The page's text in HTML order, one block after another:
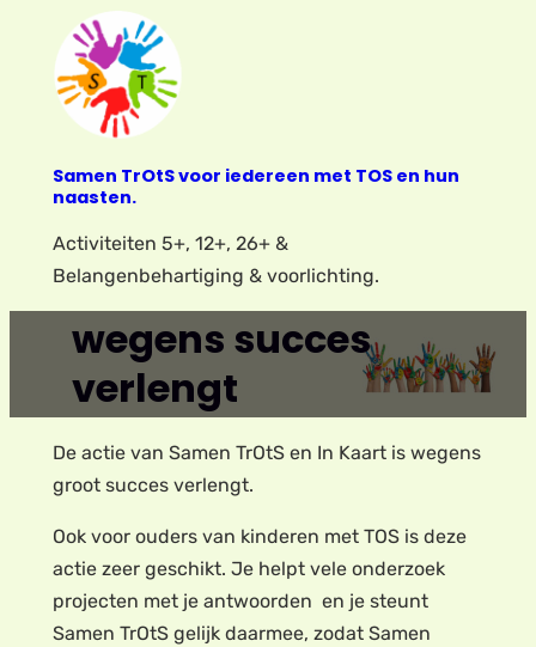
inhoud
Samen TrOtS voor iedereen met TOS en hun
naasten.
Activiteiten 5+, 12+, 26+ &
Belangenbehartiging & voorlichting.
wegens succes
verlengt
De actie van Samen TrOtS en In Kaart is wegens
groot succes verlengt.
Ook voor ouders van kinderen met TOS is deze
actie zeer geschikt. Je helpt vele onderzoek
projecten met je antwoorden en je steunt
Samen TrOtS gelijk daarmee, zodat Samen